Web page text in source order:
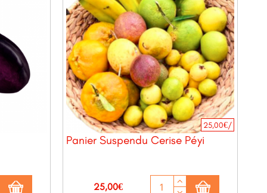
Panier Suspendu Cerise Péyi
25,00€/
Prix
25,00€